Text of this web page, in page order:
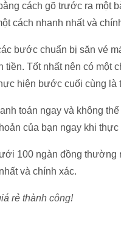
cách gõ trước ra một
cách nhanh nhất và
bước chuẩn bị săn vé
tiền. Tốt nhất nên có một
hiện bước cuối cùng là
toán ngay và không
của bạn ngay khi thực
100 ngàn đồng thường
và chính xác.
rẻ thành công!